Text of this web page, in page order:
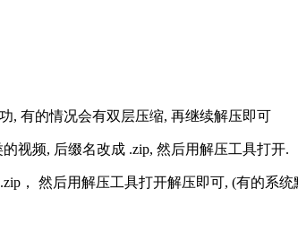
, 有的情况会有双层压缩, 再继续解压即可
视频, 后缀名改成 .zip, 然后用解压工具打开.
， 然后用解压工具打开解压即可, (有的系